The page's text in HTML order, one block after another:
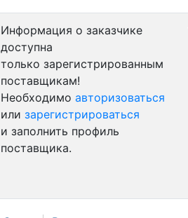
Информация о заказчике
доступна
только зарегистрированным
поставщикам!
Необходимо авторизоваться
или зарегистрироваться
и заполнить профиль
поставщика.